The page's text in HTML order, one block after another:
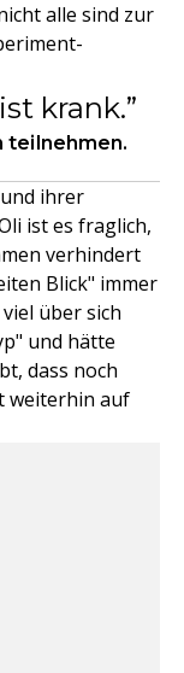
alle sind zur
krank.
teilnehmen.
und ihrer
ist es fraglich,
verhindert
Blick" immer
über sich
und hätte
dass noch
weiterhin auf